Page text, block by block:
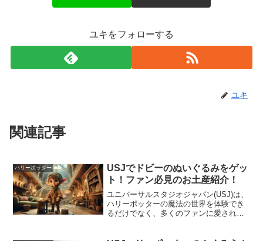
ユキをフォローする
ユキ
関連記事
ハリーポッター
USJでドビーのぬいぐるみをゲッ
ト！ファン必見のお土産紹介！
ユニバーサルスタジオジャパン(USJ)は、
ハリーポッターの魔法の世界を体験でき
るだけでなく、多くのファンに愛される